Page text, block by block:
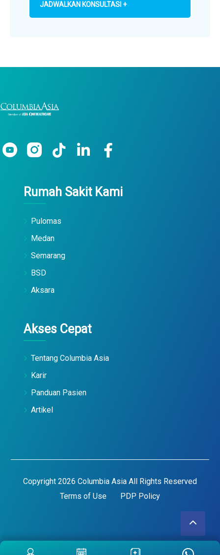
JADWALKAN KONSULTASI +
Rumah Sakit Kami
Pulomas
Medan
Semarang
BSD
Aksara
Akses Cepat
Tentang Columbia Asia
Karir
Panduan Pasien
Artikel
Copyright 2026 Columbia Asia All Rights Reserved
Terms of Use
PDP Policy